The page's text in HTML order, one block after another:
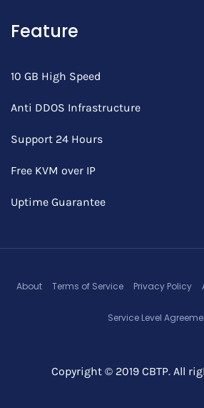
Feature
10 GB High Speed
Anti DDOS Infrastructure
Support 24 Hours
Free KVM over IP
Uptime Guarantee
Copyright © 2019 CBTP. All
About Terms of Service Privacy Policy
Service Level